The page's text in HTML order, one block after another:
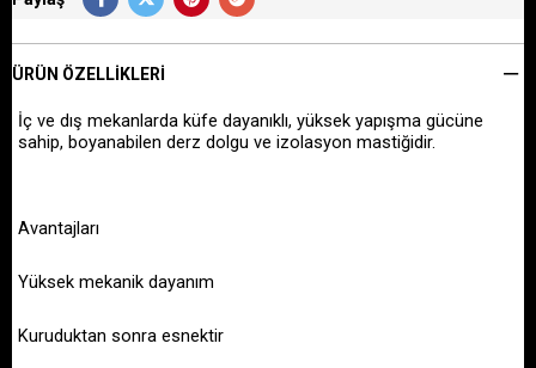
ÜRÜN ÖZELLIKLERI
İç ve dış mekanlarda küfe dayanıklı, yüksek yapışma gücüne
sahip, boyanabilen derz dolgu ve izolasyon mastiğidir.
Avantajları
Yüksek mekanik dayanım
Kuruduktan sonra esnektir